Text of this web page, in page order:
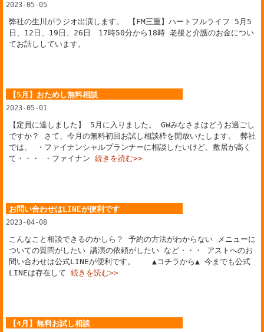
2023-05-05
弊社の生川がラジオ出演します。 【FM三重】ハートフルライフ 5月5
日、12日、19日、26日 17時50分から18時 老後と介護のお金につい
てお話ししています。
【5月】おためし無料相談
2023-05-01
【定員に達しました】 5月に入りました。 GWみなさまはどうお過ごし
ですか？ さて、今月の無料初回お試し相談枠を開放いたします。 弊社
では、 ・ファイナンシャルプランナーに相談したいけど、敷居が高く
て・・・ ・ファイナン 続きを読む>>
お問い合わせはLINEが便利です
2023-04-08
こんなこと相談できるのかしら？ 予約の方法がわからない メニューに
ついての質問がしたい 講演の依頼がしたい など・・・ アストへのお
問い合わせは公式LINEが便利です。 ▲コチラから▲ 今までも公式
LINEは存在して 続きを読む>>
【4月】無料お試し相談